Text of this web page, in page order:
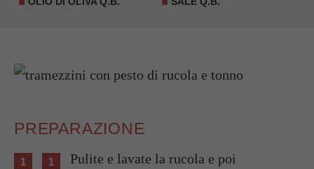
PREPARAZIONE
Pulite e lavate la rucola e poi